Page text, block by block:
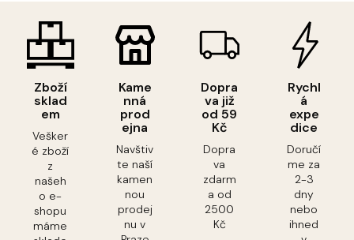
Zboží
sklad
em
Vešker
é zboží
z
našeh
o e-
shopu
máme
Kame
nná
prod
ejna
Navštiv
te naší
kamen
nou
prodej
nu v
Dopra
va již
od 59
Kč
Dopra
va
zdarm
a od
2500
Kč
Rychl
á
expe
dice
Doručí
me za
2-3
dny
nebo
ihned